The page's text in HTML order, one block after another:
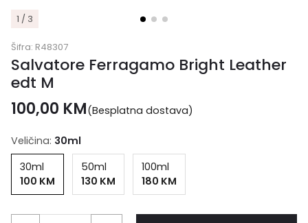
1 / 3
Šifra: R48307
Salvatore Ferragamo Bright Leather
edt M
100,00 KM(Besplatna dostava)
Veličina: 30ml
30ml
100 KM
50ml
130 KM
100ml
180 KM